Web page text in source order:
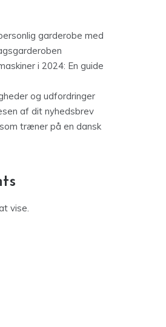
garderobe med
i 2024: En guide
og udfordringer
af dit nyhedsbrev
træner på en dansk
vise.